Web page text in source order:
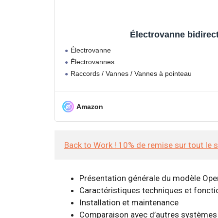
Électrovanne
Électrovanne
Électrovannes
Raccords / Vannes / Vannes à pointeau
Amazon
Back to Work ! 10% de remise sur tout le
Présentation générale du modèle
Caractéristiques techniques et
Installation et maintenance
Comparaison avec d’autres